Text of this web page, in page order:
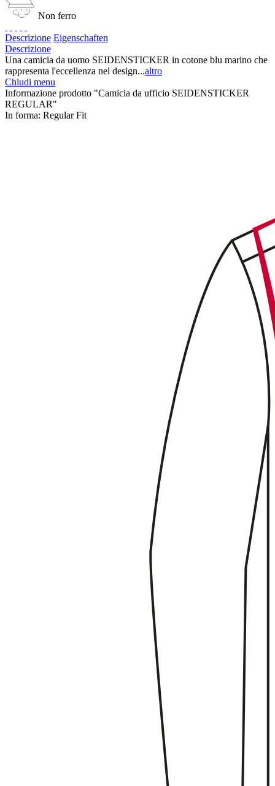
Non ferro
Descrizione Eigenschaften
Descrizione
Una camicia da uomo SEIDENSTICKER in cotone blu marino che
rappresenta l'eccellenza nel design...altro
Chiudi menu
Informazione prodotto "Camicia da ufficio SEIDENSTICKER
REGULAR"
In forma: Regular Fit